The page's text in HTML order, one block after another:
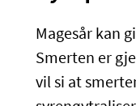
Magesår kan
Smerten er
vil si at